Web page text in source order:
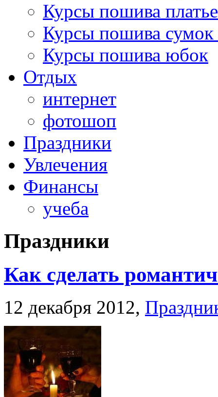
Курсы пошива
Курсы пошива сумок
Курсы пошива юбок
Отдых
интернет
фотошоп
Праздники
Увлечения
Финансы
учеба
Праздники
Как сделать
12 декабря 2012,